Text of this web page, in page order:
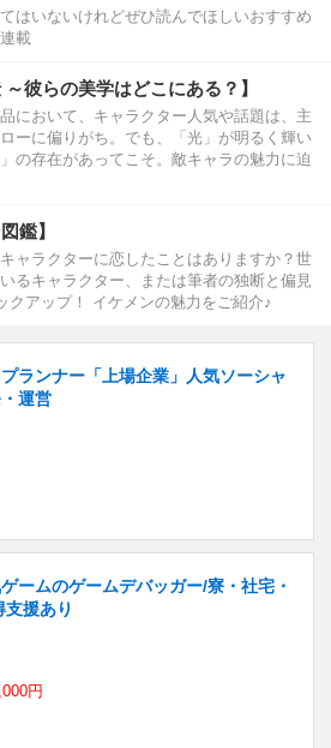
はいないけれどぜひ読んでほしいおすすめ
載
～彼らの美学はどこにある？】
において、キャラクター人気や話題は、主
ーに偏りがち。でも、「光」が明るく輝い
の存在があってこそ。敵キャラの魅力に迫
鑑】
ャラクターに恋したことはありますか？世
るキャラクター、または筆者の独断と偏見
クアップ！ イケメンの魅力をご紹介♪
プランナー「上場企業」人気ソーシャ
運営
ームのゲームデバッガー/寮・社宅・
援あり
円